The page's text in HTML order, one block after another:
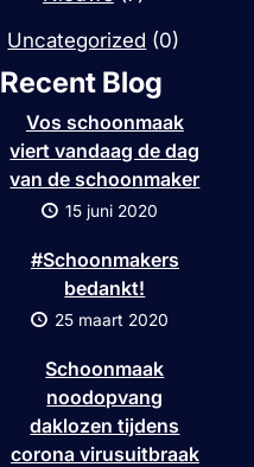
Uncategorized (0)
Recent Blog
Vos schoonmaak
viert vandaag de dag
van de schoonmaker
15 juni 2020
#Schoonmakers
bedankt!
25 maart 2020
Schoonmaak
noodopvang
daklozen tijdens
corona virusuitbraak